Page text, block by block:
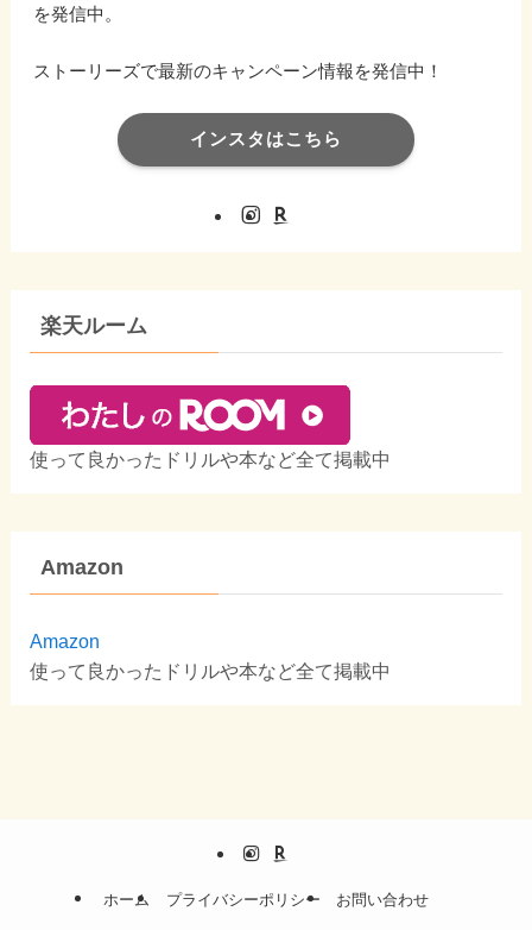
を発信中。
ストーリーズで最新のキャンペーン情報を発信中！
インスタはこちら
楽天ルーム
使って良かったドリルや本など全て掲載中
Amazon
Amazon
使って良かったドリルや本など全て掲載中
ホーム プライバシーポリシー お問い合わせ